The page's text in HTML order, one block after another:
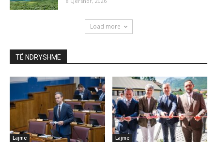
Load more
TË NDRYSHME
Lajme Lajme